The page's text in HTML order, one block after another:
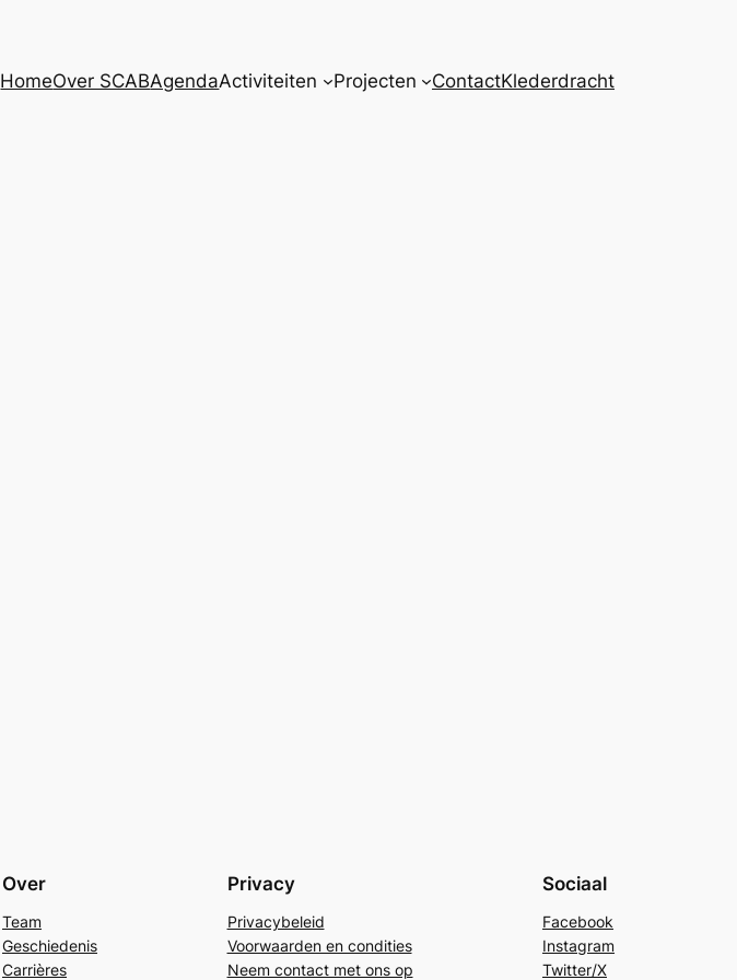
HomeOver SCABAgendaActiviteiten Projecten ContactKlederdracht
Over
Team
Geschiedenis
Carrières
Privacy
Privacybeleid
Voorwaarden en condities
Neem contact met ons op
Sociaal
Facebook
Instagram
Twitter/X